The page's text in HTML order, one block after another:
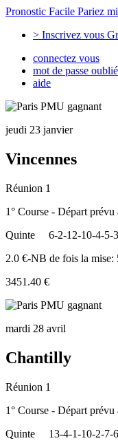
Pronostic Facile Pariez
> Inscrivez vous
connectez vous
mot de passe
aide
jeudi 23 janvier
Vincennes
Réunion 1
1° Course - Départ prévu
Quinte
6-2-12-10-4-5-
2.0 €-NB de fois la mise:
3451.40 €
mardi 28 avril
Chantilly
Réunion 1
1° Course - Départ prévu
Quinte
13-4-1-10-2-7-